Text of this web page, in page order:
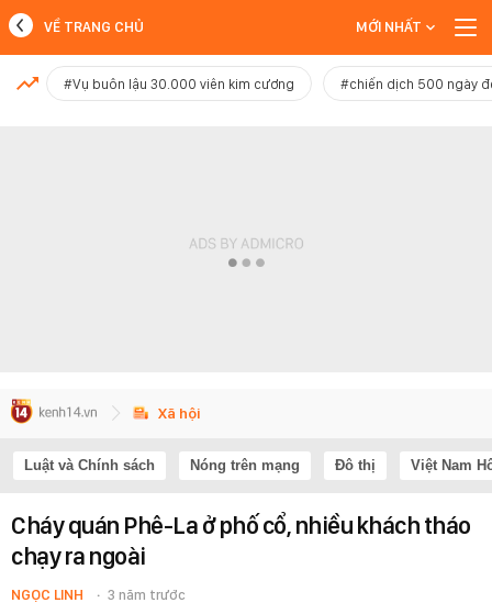
MỚI NHẤT
VỀ TRANG CHỦ MỚI NHẤT
#Vụ buôn lậu 30.000 viên kim cương #chiến dịch 500 ngày
Xã hội
Luật và Chính sách Nóng trên mạng Đô thị Việt Nam
Cháy quán Phê-La ở phố cổ, nhiều khách tháo
chạy ra ngoài
NGỌC LINH 3 năm trước